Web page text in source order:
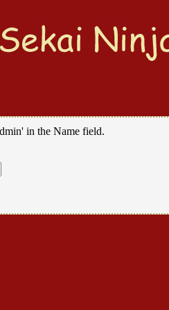
in the Name field.